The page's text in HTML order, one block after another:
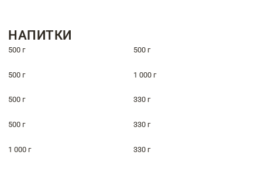
НАПИТКИ
500 г 500 г
500 г 1 000 г
500 г 330 г
500 г 330 г
1 000 г 330 г